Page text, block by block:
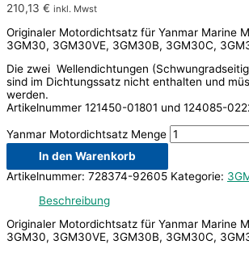
210,13 € inkl. Mwst
Originaler Motordichtsatz für Yanmar Marine
3GM30, 3GM30VE, 3GM30B, 3GM30C,
Die zwei Wellendichtungen
sind im Dichtungssatz nicht enthalten und
werden.
Artikelnummer 121450-01801 und 124085-
Yanmar Motordichtsatz Menge
In den Warenkorb
Artikelnummer: 728374-92605 Kategorie:
Beschreibung
Originaler Motordichtsatz für Yanmar Marine
3GM30, 3GM30VE, 3GM30B, 3GM30C,